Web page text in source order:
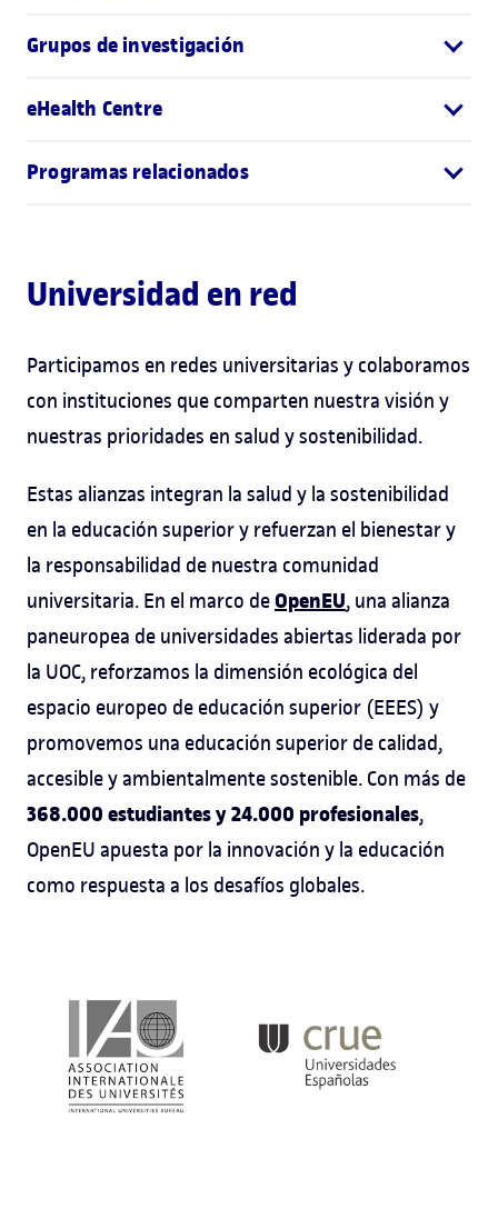
Grupos de investigación
eHealth Centre
Programas relacionados
Universidad en red
Participamos en redes universitarias y colaboramos
con instituciones que comparten nuestra visión y
nuestras prioridades en salud y sostenibilidad.
Estas alianzas integran la salud y la sostenibilidad
en la educación superior y refuerzan el bienestar y
la responsabilidad de nuestra comunidad
universitaria. En el marco deOpenEU, una alianza
paneuropea de universidades abiertas liderada por
la UOC, reforzamos la dimensión ecológica del
espacio europeo de educación superior (EEES) y
promovemos una educación superior de calidad,
accesible y ambientalmente sostenible. Con más de
368.000 estudiantes y 24.000 profesionales,
OpenEU apuesta por la innovación y la educación
como respuesta a los desafíos globales.